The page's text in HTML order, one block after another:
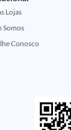
Lojas
Somos
Conosco